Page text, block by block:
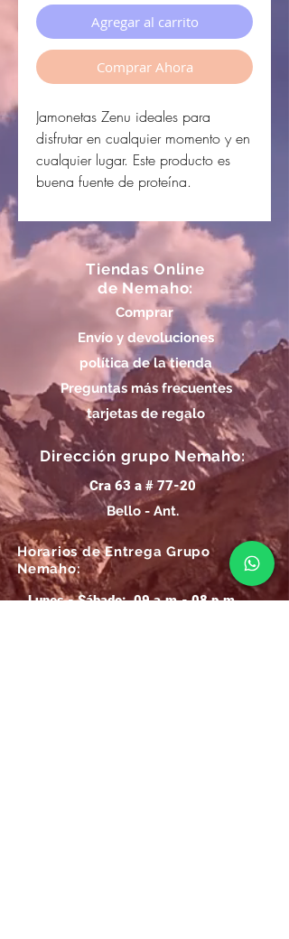
Agregar al carrito
Comprar Ahora
Jamonetas Zenu ideales para
disfrutar en cualquier momento y en
cualquier lugar. Este producto es
buena fuente de proteína.
Tiendas Online
de Nemaho:
Comprar
Envío y devoluciones
política de la tienda
Preguntas más frecuentes
tarjetas de regalo
Dirección grupo Nemaho:
Cra 63 a # 77-20
Bello - Ant.
Horarios de Entrega Grupo
Nemaho:
Lunes - Sábado: 09 a.m.- 08 p.m.